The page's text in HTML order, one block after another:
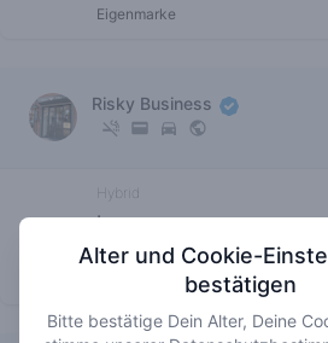
Eigenmarke
Risky Business
Hybrid
bruce
banner
Alter und Cookie-
bestätigen
Bitte bestätige Dein Alter, Deine